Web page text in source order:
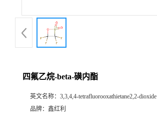
四氟乙烷-beta-磺内酯
英文名称： 3,3,4,4-tetrafluorooxathietane2,2-dioxide
品牌： 鑫红利